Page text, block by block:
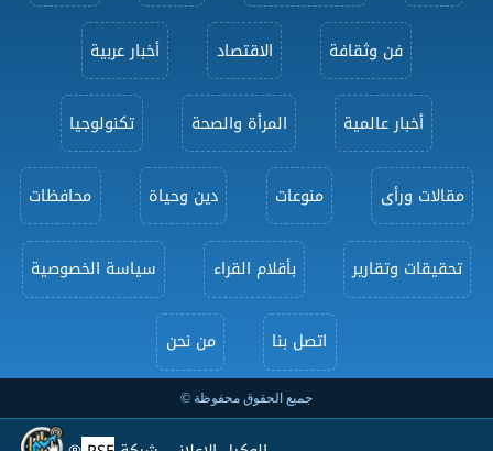
فن وثقافة الاقتصاد أخبار عربية
أخبار عالمية المرأة والصحة تكنولوجيا
مقالات ورأى منوعات دين وحياة محافظات
تحقيقات وتقارير بأقلام القراء سياسة الخصوصية
اتصل بنا من نحن
جميع الحقوق محفوظة ©